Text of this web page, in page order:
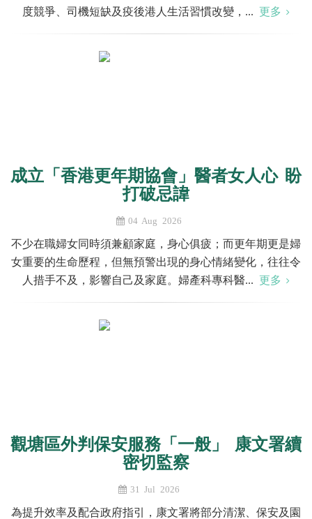
度競爭、司機短缺及疫後港人生活習慣改變，... 更多
成立「香港更年期協會」醫者女人心 盼
打破忌諱
04 Aug 2026
不少在職婦女同時須兼顧家庭，身心俱疲；而更年期更是婦
女重要的生命歷程，但無預警出現的身心情緒變化，往往令
人措手不及，影響自己及家庭。婦產科專科醫... 更多
觀塘區外判保安服務「一般」 康文署續
密切監察
31 Jul 2026
為提升效率及配合政府指引，康文署將部分清潔、保安及園